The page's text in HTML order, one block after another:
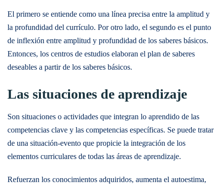
El primero se entiende como una línea precisa entre la amplitud y
la profundidad del currículo. Por otro lado, el segundo es el punto
de inflexión entre amplitud y profundidad de los saberes básicos.
Entonces, los centros de estudios elaboran el plan de saberes
deseables a partir de los saberes básicos.
Las situaciones de aprendizaje
Son situaciones o actividades que integran lo aprendido de las
competencias clave y las competencias específicas. Se puede tratar
de una situación-evento que propicie la integración de los
elementos curriculares de todas las áreas de aprendizaje.
Refuerzan los conocimientos adquiridos, aumenta el autoestima,